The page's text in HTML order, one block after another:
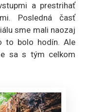
a prestrihať
Posledná časť
sme mali naozaj
to bolo hodín. Ale
sa s tým celkom